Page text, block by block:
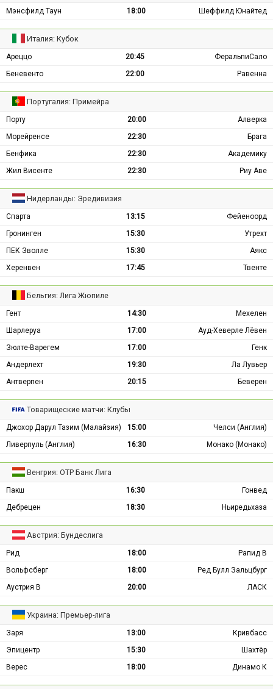
Мэнсфилд Таун 18:00 Шеффилд Юнайтед
Италия: Кубок
Ареццо 20:45
ФеральпиСало
Беневенто
22:00 Равенна
Португалия: Примейра
Порту 20:00
Алверка
Морейренсе
22:30
Брага
Бенфика
22:30
Академику
Жил Висенте
22:30 Риу Аве
Нидерланды: Эредивизия
Спарта 13:15
Фейеноорд
Гронинген
15:30
Утрехт
ПЕК Зволле
15:30
Аякс
Херенвен
17:45 Твенте
Бельгия: Лига Жюпиле
Гент 14:30
Мехелен
Шарлеруа
17:00
Ауд-Хеверле Лёвен
Зюлте-Варегем
17:00
Генк
Андерлехт
19:30
Ла Лувьер
Антверпен
20:15 Беверен
Товарищеские матчи: Клубы
Джохор Дарул Тазим (Малайзия) 15:00
Челси (Англия)
Ливерпуль (Англия)
16:30 Монако (Монако)
Венгрия: ОТР Банк Лига
Пакш 16:30
Гонвед
Дебрецен
18:30 Ньиредьхаза
Австрия: Бундеслига
Рид 18:00
Рапид В
Вольфсберг
18:00
Ред Булл Зальцбург
Аустрия В
20:00 ЛАСК
Украина: Премьер-лига
Заря 13:00
Кривбасс
Эпицентр
15:30
Шахтёр
Верес
18:00 Динамо К